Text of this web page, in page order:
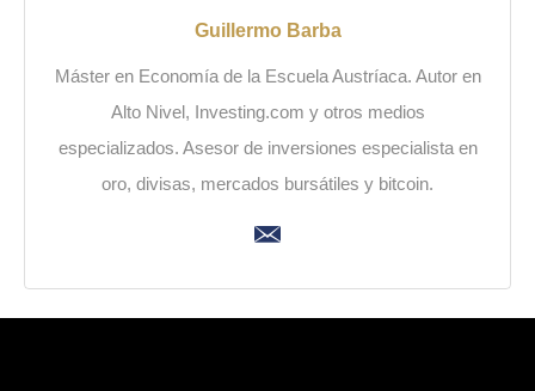
Guillermo Barba
Máster en Economía de la Escuela Austríaca. Autor en
Alto Nivel, Investing.com y otros medios
especializados. Asesor de inversiones especialista en
oro, divisas, mercados bursátiles y bitcoin.